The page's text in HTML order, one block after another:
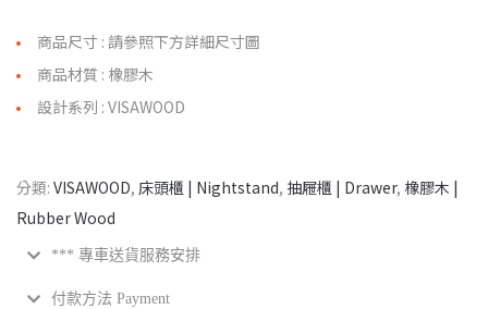
商品尺寸 : 請參照下方詳細尺寸圖
商品材質 : 橡膠木
設計系列 : VISAWOOD
分類: VISAWOOD, 床頭櫃 | Nightstand, 抽屜櫃 | Drawer, 橡膠木 |
Rubber Wood
*** 專車送貨服務安排
付款方法 Payment